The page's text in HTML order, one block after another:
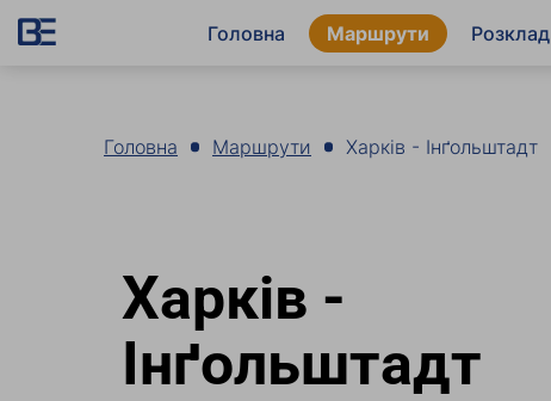
Головна Маршрути Розклад
Головна Маршрути Харків - Інґольштадт
Харків -
Інґольштадт